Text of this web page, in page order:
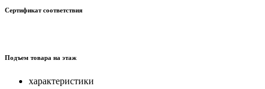
Сертификат соответствия
Подъем товара на этаж
характеристики